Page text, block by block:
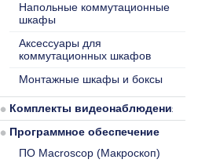
Напольные коммутационные
шкафы
Аксессуары для
коммутационных шкафов
Монтажные шкафы и боксы
Комплекты видеонаблюдения
Программное обеспечение
ПО Macroscop (Макроскоп)